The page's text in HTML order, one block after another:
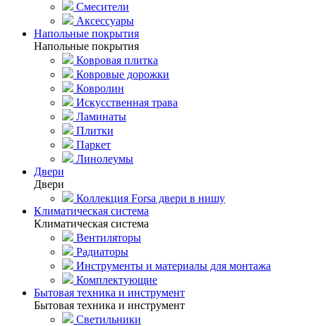
Смесители
Аксессуары
Напольные покрытия
Напольные покрытия
Ковровая плитка
Ковровые дорожки
Ковролин
Искусственная трава
Ламинаты
Плитки
Паркет
Линолеумы
Двери
Двери
Коллекция Forsa двери в нишу
Климатическая система
Климатическая система
Вентиляторы
Радиаторы
Инструменты и материалы для монтажа
Комплектующие
Бытовая техника и инструмент
Бытовая техника и инструмент
Светильники